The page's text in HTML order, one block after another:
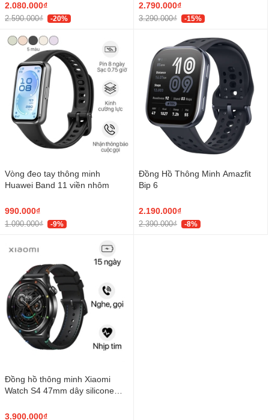
2.080.000₫
2.590.000₫ -20%
2.790.000₫
3.290.000₫ -15%
Vòng đeo tay thông minh
Huawei Band 11 viền nhôm
990.000₫
1.090.000₫ -9%
Đồng Hồ Thông Minh Amazfit
Bip 6
2.190.000₫
2.390.000₫ -8%
Đồng hồ thông minh Xiaomi
Watch S4 47mm dây silicone
3.900.000₫